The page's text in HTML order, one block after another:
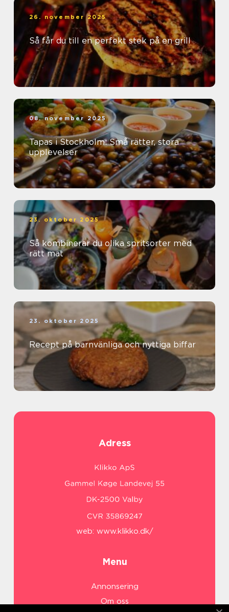
26. november 2025
Så får du till en perfekt stek på en grill
08. november 2025
Tapas i Stockholm: Små rätter, stora
upplevelser
23. oktober 2025
Så kombinerar du olika spritsorter med
rätt mat
23. oktober 2025
Recept på barnvänliga och nyttiga biffar
Adress
web: www.klikko.dk/
Menu
Annonsering
Om oss